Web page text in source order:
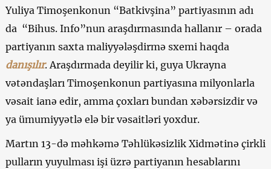
Yuliya Timoşenkonun “Batkivşina” partiyasının adı
da “Bihus. Info”nun araşdırmasında hallanır – orada
partiyanın saxta maliyyələşdirmə sxemi haqda
danışılır. Araşdırmada deyilir ki, guya Ukrayna
vətəndaşları Timoşenkonun partiyasına milyonlarla
vəsait ianə edir, amma çoxları bundan xəbərsizdir və
ya ümumiyyətlə elə bir vəsaitləri yoxdur.
Martın 13-də məhkəmə Təhlükəsizlik Xidmətinə çirkli
pulların yuyulması işi üzrə partiyanın hesablarını